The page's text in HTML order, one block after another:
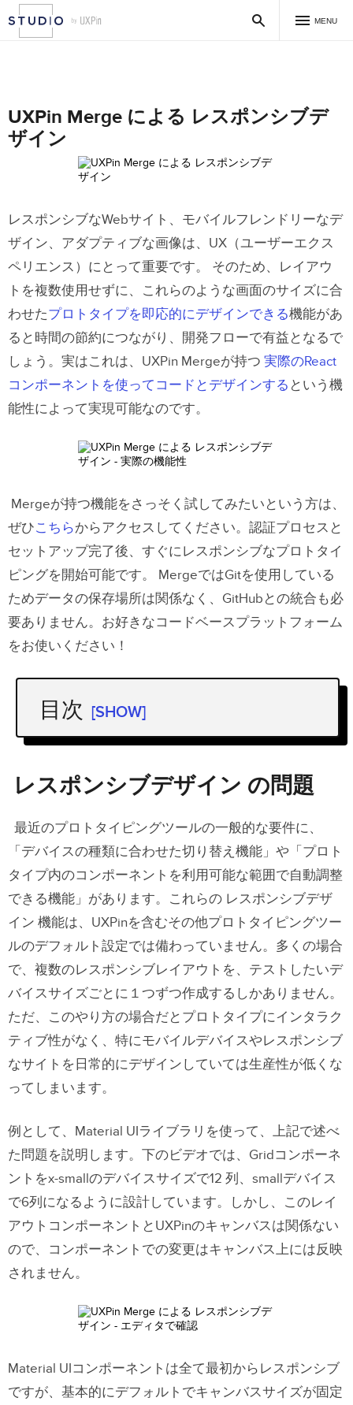
MENU
UXPin Merge による レスポンシブデ
ザイン
レスポンシブなWebサイト、モバイルフレンドリーなデ
ザイン、アダプティブな画像は、UX（ユーザーエクス
ペリエンス）にとって重要です。 そのため、レイアウ
トを複数使用せずに、これらのような画面のサイズに合
わせたプロトタイプを即応的にデザインできる機能があ
ると時間の節約につながり、開発フローで有益となるで
しょう。実はこれは、UXPin Mergeが持つ 実際のReact
コンポーネントを使ってコードとデザインする という機
能性によって実現可能なのです。
Mergeが持つ機能をさっそく試してみたいという方は、
ぜひこちらからアクセスしてください。認証プロセスと
セットアップ完了後、すぐにレスポンシブなプロトタイ
ピングを開始可能です。 MergeではGitを使用している
ためデータの保存場所は関係なく、GitHubとの統合も必
要ありません。お好きなコードベースプラットフォーム
をお使いください！
目次 [SHOW]
レスポンシブデザイン の問題
Mergeの「 Code-to-Design 」ソリュ
レスポンシブコンポーネントの作成
useEffect()
handleChange()
setViewportDimensions()
IFrameResize()
まとめ
レスポンシブデザイン の問題
最近のプロトタイピングツールの一般的な要件に、
「デバイスの種類に合わせた切り替え機能」や「プロト
タイプ内のコンポーネントを利用可能な範囲で自動調整
できる機能」があります。これらの レスポンシブデザ
イン 機能は、UXPinを含むその他プロトタイピングツー
ルのデフォルト設定では備わっていません。多くの場合
で、複数のレスポンシブレイアウトを、テストしたいデ
バイスサイズごとに１つずつ作成するしかありません。
ただ、このやり方の場合だとプロトタイプにインタラク
ティブ性がなく、特にモバイルデバイスやレスポンシブ
なサイトを日常的にデザインしていては生産性が低くな
ってしまいます。
例として、 Material UIライブラリ を使って、上記で述べ
た問題を説明します。下のビデオでは、Gridコンポーネ
ントをx-smallのデバイスサイズで12 列、smallデバイス
で6列になるように設計しています。しかし、このレイ
アウトコンポーネントとUXPinのキャンバスは関係ない
ので、コンポーネントでの変更はキャンバス上には反映
されません。
Material UIコンポーネントは全て最初からレスポンシブ
ですが、基本的にデフォルトでキャンバスサイズが固定